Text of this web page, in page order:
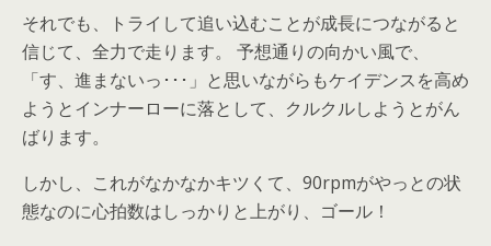
それでも、トライして追い込むことが成長につながると
信じて、全力で走ります。 予想通りの向かい風で、
「す、進まないっ･･･」と思いながらもケイデンスを高め
ようとインナーローに落として、クルクルしようとがん
ばります。
しかし、これがなかなかキツくて、90rpmがやっとの状
態なのに心拍数はしっかりと上がり、ゴール！